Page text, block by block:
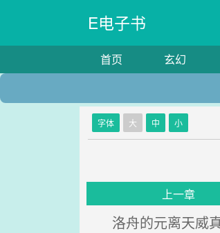
E电子书
首页 玄幻
字体 大 中 小
上一章
洛舟的元离天威